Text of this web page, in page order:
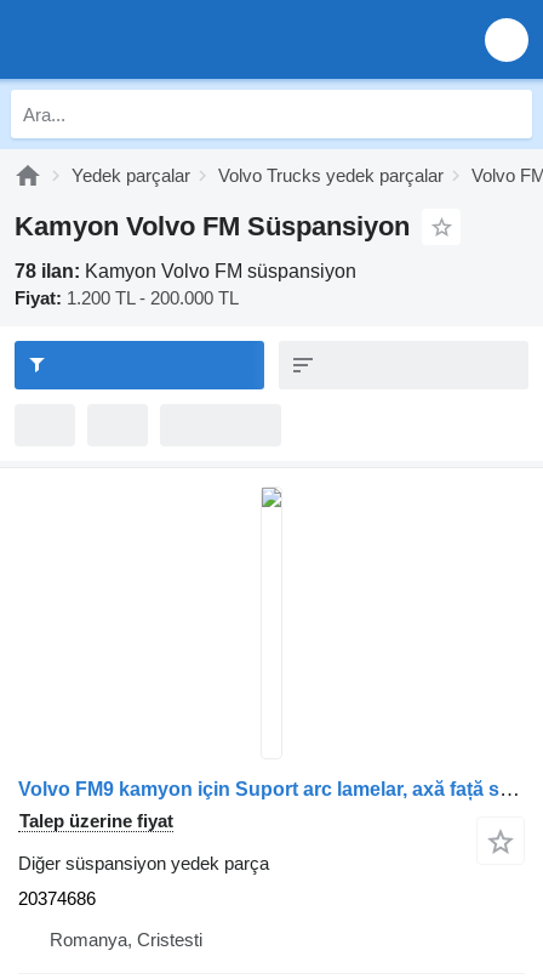
Yedek parçalar Volvo Trucks yedek parçalar Volvo
Kamyon Volvo FM Süspansiyon
78 ilan: Kamyon Volvo FM süspansiyon
Fiyat: 1.200 TL - 200.000 TL
Volvo FM9 kamyon için Suport arc lamelar, axă față spate stânga 20374686 diğer süspansiyon yedek parça
Talep üzerine fiyat
Diğer süspansiyon yedek parça
20374686
Romanya, Cristesti